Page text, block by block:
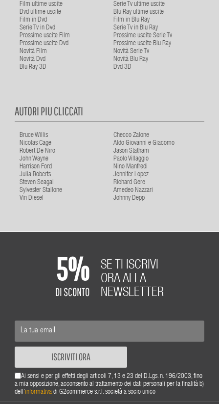
Film ultime uscite
Serie Tv ultime uscite
Dvd ultime uscite
Blu Ray ultime uscite
Film in Dvd
Film in Blu Ray
Serie Tv in Dvd
Serie Tv in Blu Ray
Prossime uscite Film
Prossime uscite Serie Tv
Prossime uscite Dvd
Prossime uscite Blu Ray
Novità Film
Novità Serie Tv
Novità Dvd
Novità Blu Ray
Blu Ray 3D
Dvd 3D
AUTORI PIU CLICCATI
Bruce Willis
Checco Zalone
Nicolas Cage
Aldo Giovanni e Giacomo
Robert De Niro
Jason Statham
John Wayne
Paolo Villaggio
Harrison Ford
Nino Manfredi
Julia Roberts
Jennifer Lopez
Steven Seagal
Richard Gere
Sylvester Stallone
Amedeo Nazzari
Vin Diesel
Johnny Depp
5%
DI SCONTO
SE TI ISCRIVI
ORA ALLA
NEWSLETTER
ISCRIVITI ORA
Ai sensi e per gli effetti degli articoli 7, 13 e 23 del D.Lgs. n. 196/2003, fino
a mia opposizione, acconsento al trattamento dei dati personali per la finalità b)
dell'informativa di G2commerce s.r.l. società a socio unico